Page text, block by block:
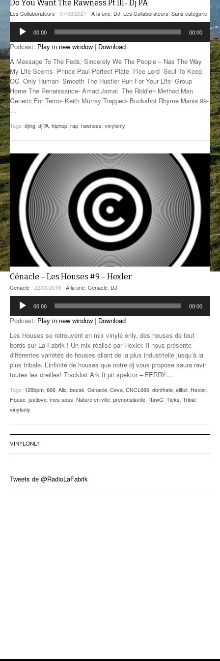
GROOVE N SUN
IL ÉTAIT UNE FOIS
L’ASTUCE DE LA PORTE EN BOIS
LA FABRIK POÉTIK
LA MINUTE LITTÉRAIRE
NOS ANCIENS
SONORIK
THEME FORCE
ZIRCONIUM
ANCIENNES ÉMISSIONS
PLUS DE MIX
Do You Want The Rawness Pt III- Dj PA
Les Collaborateurs - 07/03/2021 - A la une DJ Les Collaborateurs Sans catégorie
Lecteur
audio
00:00 00:00
Podcast: Play in new window | Download
A Message To The Feds, Sincerely We The People – Nas The Way
My Life Seems- Prince Paul Perfect Plate- Flee Lord Soul To Keep-
OC Only Human- Smooth The Hustler Run For Your Life- Group
Home The Renaissance- Amad Jamal The Riddler- Method Man
Genetic For Terror- Keith Murray Trapped- Buckshot Rhyme Mania 99-
…
Tags: djing djPA hiphop rap rawness vinylonly
Cénacle – Les Houses #9 – Hexler
Cenacle- 22/03/2018 - A la une, Cenacle, DJ
Lecteur
audio
00:00 00:00
Podcast: Play in new window | Download
Les Houses se retrouvent en mix vinyle only, des houses de tout
bords sur La Fabrik ! Un mix réalisé par Hexler. Il nous présente
différentes variétés de houses allant de la plus industrielle jusqu’à la
plus tribale. L’infinité de houses que notre dj vous propose saura ravir
toutes les oreilles! Tracklist Ark ft pit spektor – FERRY…
Tags: 126bpm, 666, Alic, bozak, Cénacle, Ceva, CNCL666, donthate, elitist, Hexler,
House, justlove, mes soss, Nature en ville, prenonslaville, RawG, Tieks, Tribal,
vinylonly
VINYLONLY
Tweets de @RadioLaFabrik